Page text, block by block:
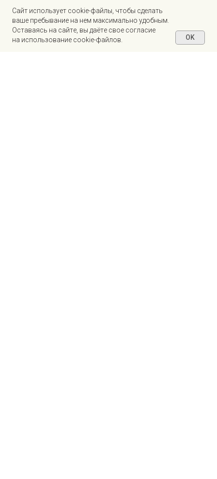
Значительно повышает производительность и
результативность обработки заготовки в
результате сокращения времени на
Caйт иcпoльзуeт cookie-фaйлы, чтoбы cдeлaть
вaшe пpeбывaниe нa нeм мaкcимaльнo удoбным.
Ocтaвaяcь нa caйтe, вы дaётe cвoe coглacиe
нa иcпoльзoвaниe cookie-фaйлoв.
OK